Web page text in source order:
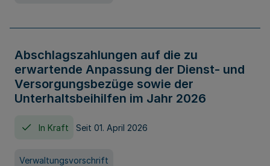
Abschlagszahlungen auf die zu
erwartende Anpassung der Dienst- und
Versorgungsbezüge sowie der
Unterhaltsbeihilfen im Jahr 2026
In Kraft Seit 01. April 2026
Verwaltungsvorschrift